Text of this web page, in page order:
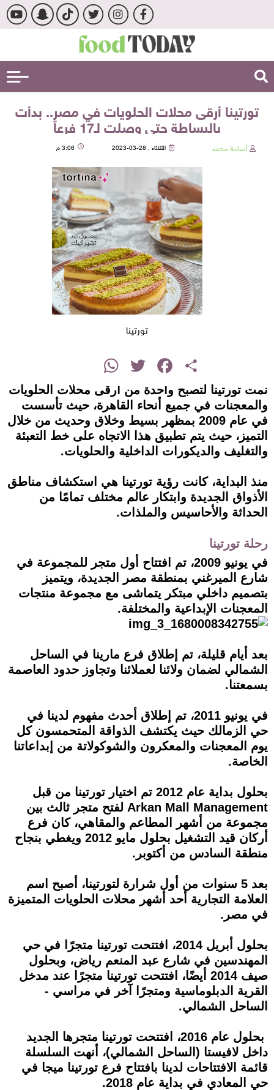
تورتينا أرقى محلات الحلويات في مصر.. بدأت
بالبساطة حتى وصلت لـ17 فرعاً
أسامة محمد الثلاثاء , 28-03-2023 3:06 م
تورتينا
Share
Facebook
Twitter
WhatsApp
نمت تورتينا لتصبح واحدة من أرقى محلات الحلويات
والمعجنات في جميع أنحاء القاهرة، حيث تأسست
في عام 2009 بمظهر بسيط وخلاق وحديث من خلال
التميز، حيث يتم تطبيق هذا الاتجاه على خط التعبئة
والتغليف والديكورات الداخلية والحلويات.
منذ البداية، كانت رؤية تورتينا هي استكشاف مناطق
الأذواق الجديدة وابتكار عالم مختلف تمامًا من
الحداثة والأحاسيس والملذات.
رحلة تورتينا
في يونيو 2009، تم افتتاح أول متجر للمجموعة في
شارع الميرغني بمنطقة مصر الجديدة، ويتميز
بتصميم داخلي مبتكر يتماشى مع مجموعة منتجات
المعجنات الإبداعية والمختلفة.
بعد أيام قليلة، تم إطلاق فرع مارينا في الساحل
الشمالي لضمان ولائنا لعملائنا وتجاوز حدود العاصمة
بسمعتنا.
في يونيو 2011، تم إطلاق أحدث مفهوم لدينا في
حي الزمالك حيث يكتشف الذواقة المتحمسون كل
يوم المعجنات والمعكرون والشوكولاتة من إبداعاتنا
الخاصة.
بحلول بداية عام 2012 تم اختيار تورتينا من قبل
Arkan Mall Management لفتح متجر ثالث بين
مجموعة من أشهر المطاعم والمقاهي، كان فرع
أركان قيد التشغيل بحلول مايو 2012 ويغطي بنجاح
منطقة السادس من أكتوبر.
بعد 5 سنوات من أول شرارة لتورتينا، أصبح اسم
العلامة التجارية أحد أشهر محلات الحلويات المتميزة
في مصر.
بحلول أبريل 2014، افتتحت تورتينا متجرًا في حي
المهندسين في شارع عبد المنعم رياض، وبحلول
صيف 2014 أيضًا، افتتحت تورتينا متجرًا عند مدخل
القرية الدبلوماسية ومتجرًا آخر في مراسي -
الساحل الشمالي.
بحلول عام 2016، افتتحت تورتينا متجرها الجديد
داخل لافيستا (الساحل الشمالي)، أنهت السلسلة
قائمة الافتتاحات لدينا بافتتاح فرع تورتينا ميجا في
حي المعادي في بداية عام 2018.